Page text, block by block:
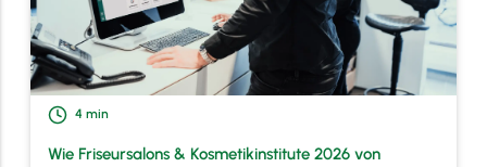
4 min
Wie Friseursalons & Kosmetikinstitute 2026 von